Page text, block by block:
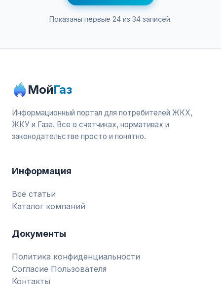
Показаны первые 24 из 34 записей.
МойГаз
Информационный портал для потребителей ЖКХ,
ЖКУ и Газа. Все о счетчиках, нормативах и
законодательстве просто и понятно.
Информация
Все статьи
Каталог компаний
Документы
Политика конфиденциальности
Согласие Пользователя
Контакты